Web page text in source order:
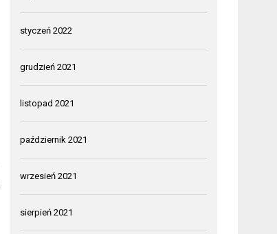
styczeń 2022
grudzień 2021
listopad 2021
październik 2021
wrzesień 2021
sierpień 2021